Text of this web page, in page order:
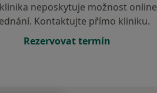
neposkytuje možnost online
Kontaktujte přímo kliniku.
Rezervovat termín